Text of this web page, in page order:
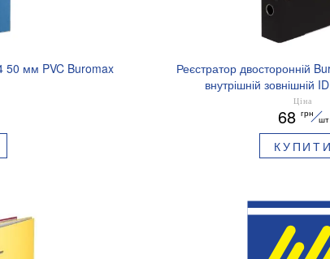
50 мм PVC Buromax
Реєстратор двосторонній
внутрішній зовнішній
Ціна
68 грн
шт
КУПИТИ